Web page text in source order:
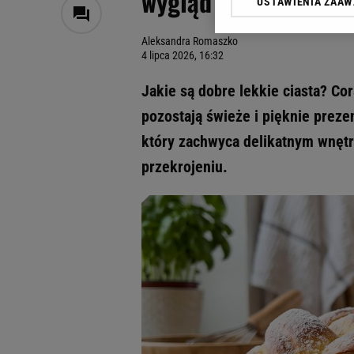
Aleksandra Romaszko
4 lipca 2026, 16:32
Jakie są dobre lekkie ciasta?
pozostają świeże i pięknie
który zachwyca delikatnym
przekrojeniu.
Klikając „Akceptuję”
dotyczące plików
My, nasi Zaufani
Użycie dokładnych
Przechowywanie